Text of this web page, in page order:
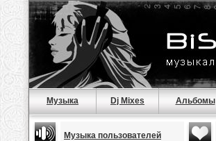
Музыка Dj Mixes Альбомы
Музыка пользователей